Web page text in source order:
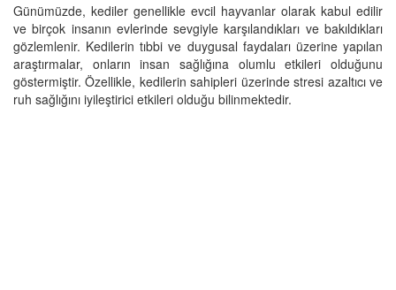
Günümüzde, kediler genellikle evcil hayvanlar olarak kabul edilir
ve birçok insanın evlerinde sevgiyle karşılandıkları ve bakıldıkları
gözlemlenir. Kedilerin tıbbi ve duygusal faydaları üzerine yapılan
araştırmalar, onların insan sağlığına olumlu etkileri olduğunu
göstermiştir. Özellikle, kedilerin sahipleri üzerinde stresi azaltıcı ve
ruh sağlığını iyileştirici etkileri olduğu bilinmektedir.